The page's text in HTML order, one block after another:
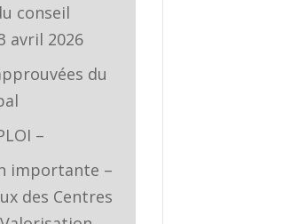
conseil
avril 2026
du
–
importante –
des Centres